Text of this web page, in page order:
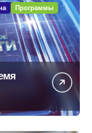
Программы